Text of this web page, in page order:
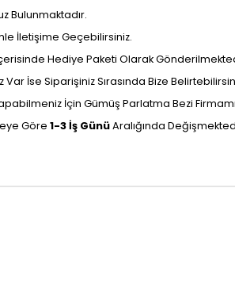
Bulunmaktadır.
İletişime Geçebilirsiniz.
Hediye Paketi Olarak
İse Siparişiniz Sırasında Bize
İçin Gümüş Parlatma Bezi
Göre 1-3 İş GünüAralığında